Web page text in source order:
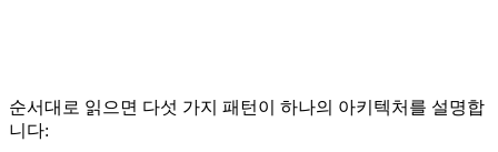
순서대로 읽으면 다섯 가지 패턴이 하나의 아키텍처를 설명합
니다: